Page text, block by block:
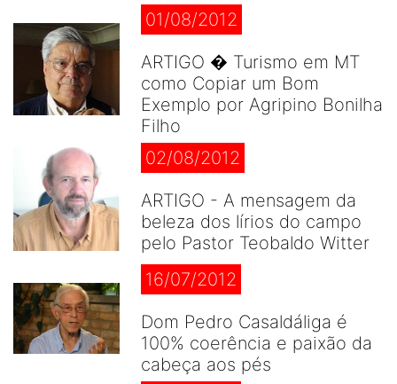
01/08/2012
ARTIGO � Turismo em MT
como Copiar um Bom
Exemplo por Agripino Bonilha
Filho
02/08/2012
ARTIGO - A mensagem da
beleza dos lírios do campo
pelo Pastor Teobaldo Witter
16/07/2012
Dom Pedro Casaldáliga é
100% coerência e paixão da
cabeça aos pés